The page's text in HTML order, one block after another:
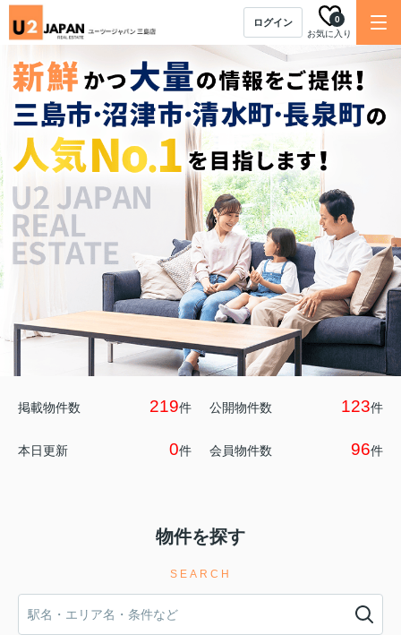
ログイン
お気に入り
0
掲載物件数 219件 公開物件数 123件
本日更新 0件 会員物件数 96件
物件を探す
SEARCH